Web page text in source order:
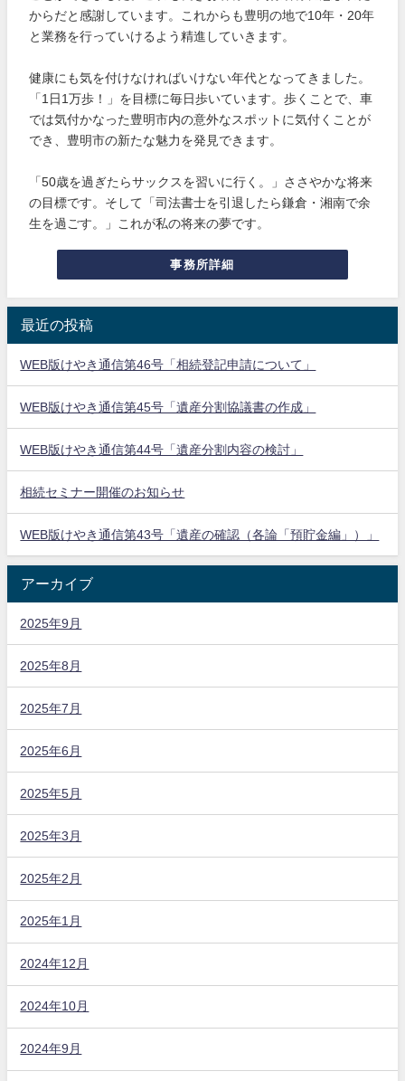
からだと感謝しています。これからも豊明の地で10年・20年
と業務を行っていけるよう精進していきます。
健康にも気を付けなければいけない年代となってきました。
「1日1万歩！」を目標に毎日歩いています。歩くことで、車
では気付かなった豊明市内の意外なスポットに気付くことが
でき、豊明市の新たな魅力を発見できます。
「50歳を過ぎたらサックスを習いに行く。」ささやかな将来
の目標です。そして「司法書士を引退したら鎌倉・湘南で余
生を過ごす。」これが私の将来の夢です。
事務所詳細
最近の投稿
WEB版けやき通信第46号「相続登記申請について」
WEB版けやき通信第45号「遺産分割協議書の作成」
WEB版けやき通信第44号「遺産分割内容の検討」
相続セミナー開催のお知らせ
WEB版けやき通信第43号「遺産の確認（各論「預貯金編」）」
アーカイブ
2025年9月
2025年8月
2025年7月
2025年6月
2025年5月
2025年3月
2025年2月
2025年1月
2024年12月
2024年10月
2024年9月